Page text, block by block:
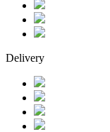
Delivery